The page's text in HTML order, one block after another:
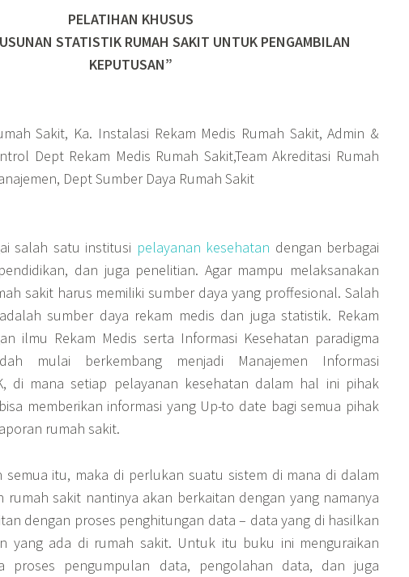
PELATIHAN KHUSUS
STATISTIK RUMAH SAKIT UNTUK PENGAMBILAN
KEPUTUSAN”
Sakit, Ka. Instalasi Rekam Medis Rumah Sakit, Admin &
Dept Rekam Medis Rumah Sakit,Team Akreditasi Rumah
Dept Sumber Daya Rumah Sakit
salah satu institusi pelayanan kesehatan dengan berbagai
dan juga penelitian. Agar mampu melaksanakan
sakit harus memiliki sumber daya yang proffesional. Salah
sumber daya rekam medis dan juga statistik. Rekam
ilmu Rekam Medis serta Informasi Kesehatan paradigma
mulai berkembang menjadi Manajemen Informasi
di mana setiap pelayanan kesehatan dalam hal ini pihak
memberikan informasi yang Up-to date bagi semua pihak
rumah sakit.
semua itu, maka di perlukan suatu sistem di mana di dalam
rumah sakit nantinya akan berkaitan dengan yang namanya
dengan proses penghitungan data – data yang di hasilkan
yang ada di rumah sakit. Untuk itu buku ini menguraikan
proses pengumpulan data, pengolahan data, dan juga